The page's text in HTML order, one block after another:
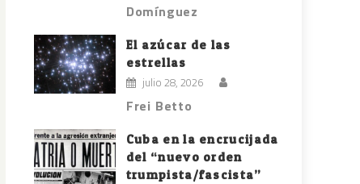
Domínguez
El azúcar de las
estrellas
julio 28, 2026
Frei Betto
Cuba en la encrucijada
del “nuevo orden
trumpista/fascista”